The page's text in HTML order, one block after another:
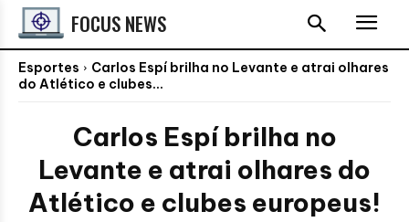
FOCUS NEWS
Esportes
Carlos Espí brilha no Levante e atrai olhares
do Atlético e clubes...
Carlos Espí brilha no
Levante e atrai olhares do
Atlético e clubes europeus!